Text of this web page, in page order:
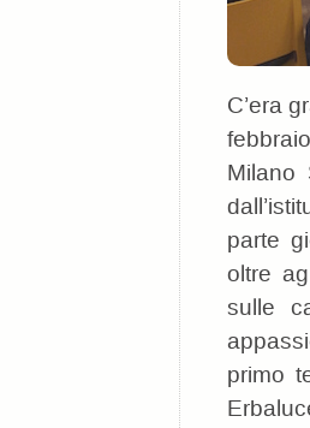
C’era
Milano
parte
oltre
sulle
primo